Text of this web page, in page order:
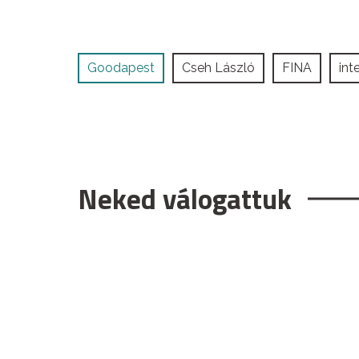
Goodapest Cseh László FINA
Neked válogattuk